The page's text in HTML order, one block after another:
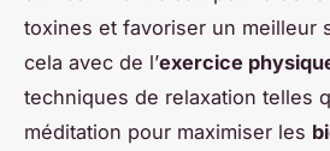
toxines et favoriser un meilleur
cela avec de l’exercice
techniques de relaxation telles
méditation pour maximiser les